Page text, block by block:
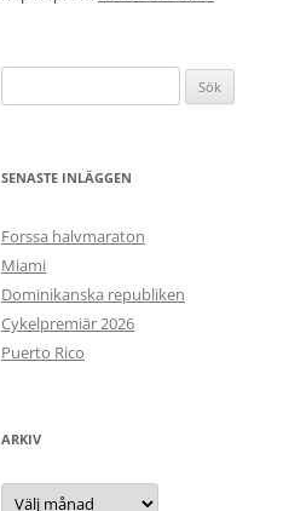
efter:
SENASTE INLÄGGEN
Forssa halvmaraton
Miami
Dominikanska republiken
Cykelpremiär 2026
Puerto Rico
ARKIV
Arkiv